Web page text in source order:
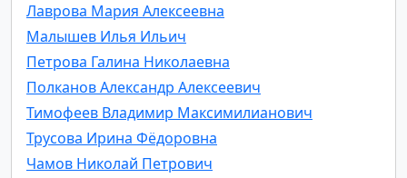
Лаврова Мария Алексеевна
Малышев Илья Ильич
Петрова Галина Николаевна
Полканов Александр Алексеевич
Тимофеев Владимир Максимилианович
Трусова Ирина Фёдоровна
Чамов Николай Петрович